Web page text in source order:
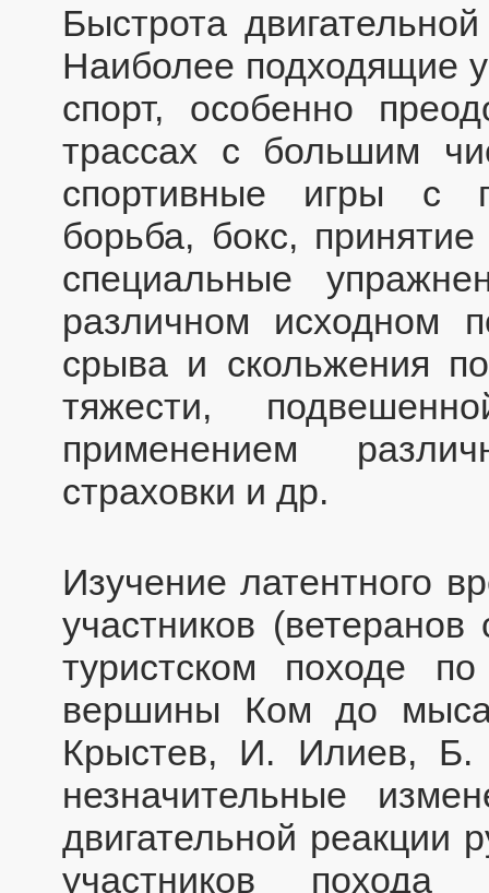
Быстрота
Наиболее подходящие
спорт, особенно
трассах с большим
спортивные игры с
борьба, бокс,
специальные
различном исходном
срыва и скольжения
тяжести,
применением
страховки и др.
Изучение латентного
участников
туристском походе
вершины Ком до
Крыстев, И. Илиев, Б.
незначительные
двигательной реакции
участников